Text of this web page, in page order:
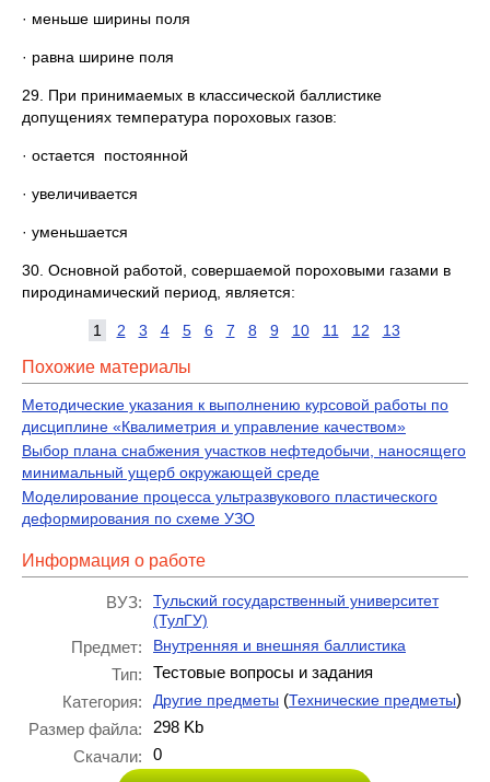
· меньше ширины поля
· равна ширине поля
29. При принимаемых в классической баллистике
допущениях температура пороховых газов:
· остается постоянной
· увеличивается
· уменьшается
30. Основной работой, совершаемой пороховыми газами в
пиродинамический период, является:
1 2 3 4 5 6 7 8 9 10 11 12 13
Похожие материалы
Методические указания к выполнению курсовой работы по
дисциплине «Квалиметрия и управление качеством»
Выбор плана снабжения участков нефтедобычи, наносящего
минимальный ущерб окружающей среде
Моделирование процесса ультразвукового пластического
деформирования по схеме УЗО
Информация о работе
ВУЗ:
Тульский государственный университет
(ТулГУ)
Предмет: Внутренняя и внешняя баллистика
Тип:
Тестовые вопросы и задания
Категория:
Другие предметы (Технические предметы)
Размер файла:
298 Kb
Скачали:
0